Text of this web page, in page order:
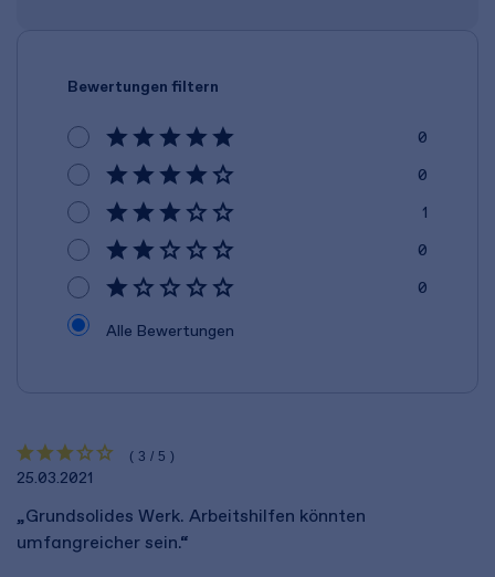
Bewertungen filtern
0
0
1
0
0
Alle Bewertungen
(3/5)
25.03.2021
„Grundsolides Werk. Arbeitshilfen könnten
umfangreicher sein.“